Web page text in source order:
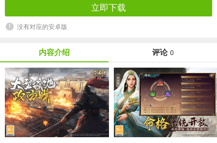
立即下载
没有对应的安卓版
内容介绍 评论 0